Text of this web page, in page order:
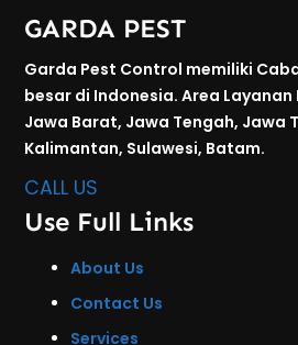
GARDA PEST
Garda Pest Control memiliki
besar di Indonesia. Area Layanan
Jawa Barat, Jawa Tengah, Jawa
Kalimantan, Sulawesi, Batam.
CALL US
Use Full Links
About Us
Contact Us
Services